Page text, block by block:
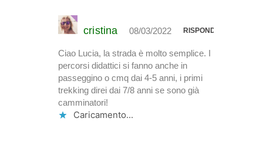
cristina 08/03/2022 RISPONDI
Ciao Lucia, la strada è molto semplice. I
percorsi didattici si fanno anche in
passeggino o cmq dai 4-5 anni, i primi
trekking direi dai 7/8 anni se sono già
camminatori!
Caricamento...